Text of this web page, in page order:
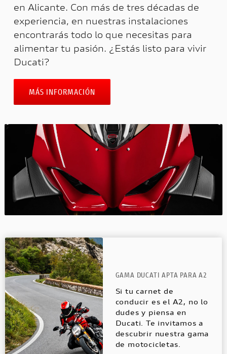
en Alicante. Con más de tres décadas de
experiencia, en nuestras instalaciones
encontrarás todo lo que necesitas para
alimentar tu pasión. ¿Estás listo para vivir
Ducati?
MÁS INFORMACIÓN
GAMA DUCATI APTA PARA A2
Si tu carnet de
conducir es el A2, no lo
dudes y piensa en
Ducati. Te invitamos a
descubrir nuestra gama
de motocicletas.